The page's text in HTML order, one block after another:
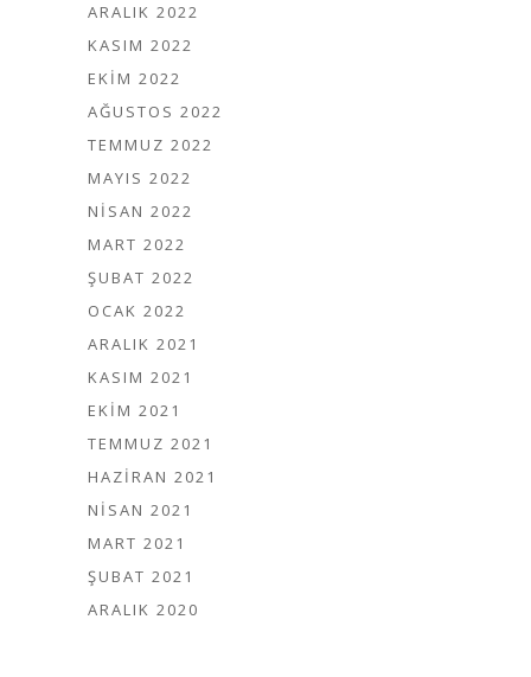
ARALIK 2022
KASIM 2022
EKIM 2022
AĞUSTOS 2022
TEMMUZ 2022
MAYIS 2022
NISAN 2022
MART 2022
ŞUBAT 2022
OCAK 2022
ARALIK 2021
KASIM 2021
EKIM 2021
TEMMUZ 2021
HAZIRAN 2021
NISAN 2021
MART 2021
ŞUBAT 2021
ARALIK 2020